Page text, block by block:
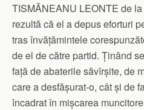
TISMĂNEANU LEONTE de
rezultă că el a depus eforturi
tras învățămintele
de el de către partid. Ținând
față de abaterile săvîrșite, de
care a desfășurat-o, cât și de
încadrat în mișcarea